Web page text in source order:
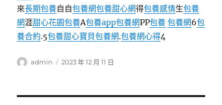
來長期包養自自包養網包養甜心網得包養感情生包養
網涯甜心花園包養A包養app包養網PP包養 包養網6包
養合約.5包養甜心寶貝包養網.包養網心得4
作
admin
發
2023 年 12 月 11 日